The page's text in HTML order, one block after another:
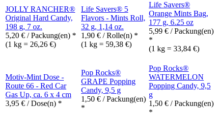
JOLLY RANCHER®
Original Hard Candy,
198 g, 7 oz.
5,20 € / Packung(en) *
(1 kg = 26,26 €)
Life Savers® 5
Flavors - Mints Roll,
32 g, 1,14 oz.
1,90 € / Rolle(n) *
(1 kg = 59,38 €)
Life Savers®
Orange Mints Bag,
177 g, 6.25 oz
5,99 € / Packung(en)
*
(1 kg = 33,84 €)
Motiv-Mint Dose -
Route 66 - Red Car
Gas Up, ca. 6 x 4 cm
3,95 € / Dose(n) *
Pop Rocks®
GRAPE Popping
Candy, 9,5 g
1,50 € / Packung(en)
*
Pop Rocks®
WATERMELON
Popping Candy, 9,5
g
1,50 € / Packung(en)
*